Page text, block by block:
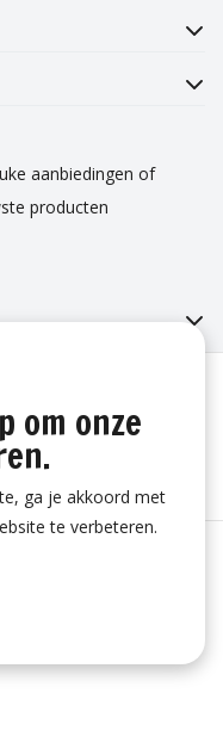
aanbiedingen of
producten
om onze
ga je akkoord met
te verbeteren.